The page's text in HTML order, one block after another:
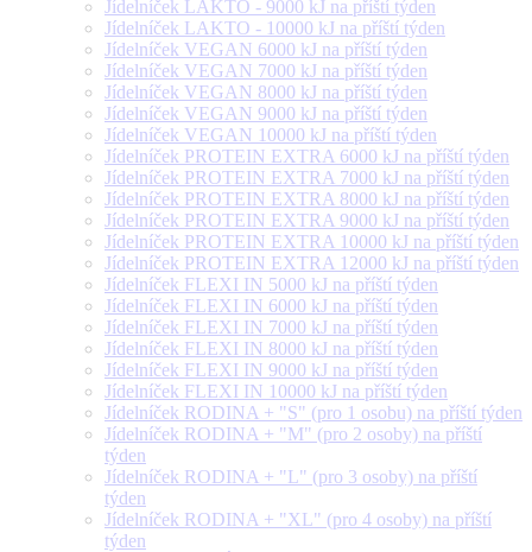
Jídelníček LAKTO - 9000 kJ na příští týden
Jídelníček LAKTO - 10000 kJ na příští týden
Jídelníček VEGAN 6000 kJ na příští týden
Jídelníček VEGAN 7000 kJ na příští týden
Jídelníček VEGAN 8000 kJ na příští týden
Jídelníček VEGAN 9000 kJ na příští týden
Jídelníček VEGAN 10000 kJ na příští týden
Jídelníček PROTEIN EXTRA 6000 kJ na příští týden
Jídelníček PROTEIN EXTRA 7000 kJ na příští týden
Jídelníček PROTEIN EXTRA 8000 kJ na příští týden
Jídelníček PROTEIN EXTRA 9000 kJ na příští týden
Jídelníček PROTEIN EXTRA 10000 kJ na příští týden
Jídelníček PROTEIN EXTRA 12000 kJ na příští týden
Jídelníček FLEXI IN 5000 kJ na příští týden
Jídelníček FLEXI IN 6000 kJ na příští týden
Jídelníček FLEXI IN 7000 kJ na příští týden
Jídelníček FLEXI IN 8000 kJ na příští týden
Jídelníček FLEXI IN 9000 kJ na příští týden
Jídelníček FLEXI IN 10000 kJ na příští týden
Jídelníček RODINA + "S" (pro 1 osobu) na příští týden
Jídelníček RODINA + "M" (pro 2 osoby) na příští
týden
Jídelníček RODINA + "L" (pro 3 osoby) na příští
týden
Jídelníček RODINA + "XL" (pro 4 osoby) na příští
týden